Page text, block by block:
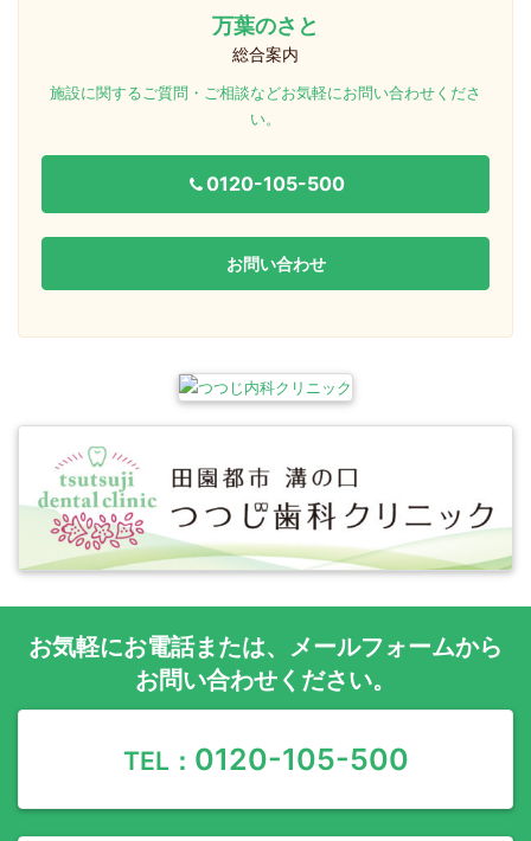
万葉のさと
総合案内
施設に関するご質問・ご相談などお気軽にお問い合わせくださ
い。
0120-105-500
お問い合わせ
お気軽にお電話または、 メールフォームから
お問い合わせください。
TEL： 0120-105-500